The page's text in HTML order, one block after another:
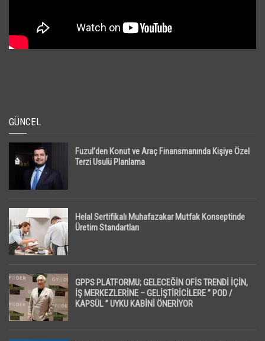
GÜNCEL
Fuzul’den Konut ve Araç Finansmanında Kişiye Özel
Terzi Usulü Planlama
Helal Sertifikalı Muhafazakar Mutfak Konseptinde
Üretim Standartları
GPPS PLATFORMU; GELECEĞİN OFİS TRENDİ İÇİN,
İŞ MERKEZLERİNE – GELİŞTİRİCİLERE ” POD /
KAPSÜL ” UYKU KABİNİ ÖNERİYOR